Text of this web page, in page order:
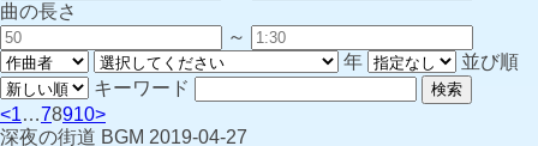
曲の長さ
～
年
並び順
キーワード
検索
<1…78910>
深夜の街道 BGM 2019-04-27